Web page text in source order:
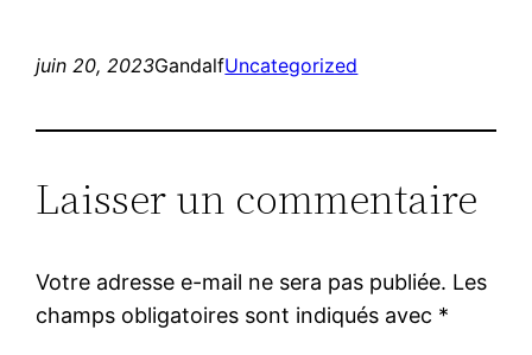
juin 20, 2023GandalfUncategorized
Laisser un commentaire
Votre adresse e-mail ne sera pas publiée. Les
champs obligatoires sont indiqués avec *